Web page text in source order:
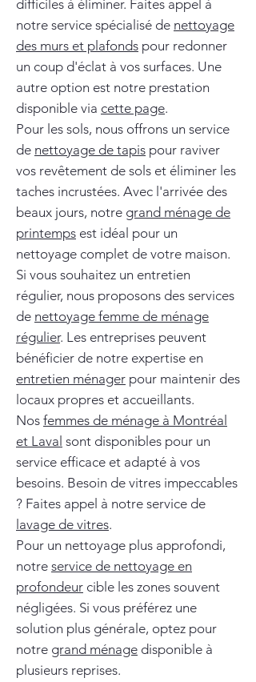
difficiles à éliminer. Faites appel à
notre service spécialisé de nettoyage
des murs et plafonds pour redonner
un coup d'éclat à vos surfaces. Une
autre option est notre prestation
disponible via cette page.
Pour les sols, nous offrons un service
de nettoyage de tapis pour raviver
vos revêtement de sols et éliminer les
taches incrustées. Avec l'arrivée des
beaux jours, notre grand ménage de
printemps est idéal pour un
nettoyage complet de votre maison.
Si vous souhaitez un entretien
régulier, nous proposons des services
de nettoyage femme de ménage
régulier. Les entreprises peuvent
bénéficier de notre expertise en
entretien ménager pour maintenir des
locaux propres et accueillants.
Nos femmes de ménage à Montréal
et Laval sont disponibles pour un
service efficace et adapté à vos
besoins. Besoin de vitres impeccables
? Faites appel à notre service de
lavage de vitres.
Pour un nettoyage plus approfondi,
notre service de nettoyage en
profondeur cible les zones souvent
négligées. Si vous préférez une
solution plus générale, optez pour
notre grand ménage disponible à
plusieurs reprises.